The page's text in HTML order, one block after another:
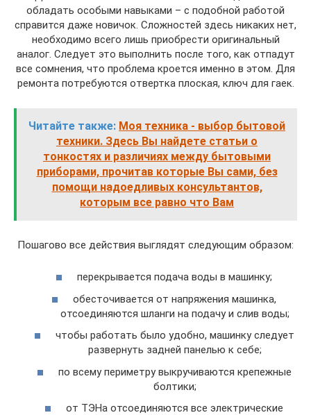
обладать особыми навыками – с подобной работой
справится даже новичок. Сложностей здесь никаких нет,
необходимо всего лишь приобрести оригинальный
аналог. Следует это выполнить после того, как отпадут
все сомнения, что проблема кроется именно в этом. Для
ремонта потребуются отвертка плоская, ключ для гаек.
Читайте также: Моя техника - выбор бытовой
техники. Здесь Вы найдете статьи о
тонкостях и различиях между бытовыми
приборами, прочитав которые Вы сами, без
помощи надоедливых консультантов,
которым все равно что Вам
Пошагово все действия выглядят следующим образом:
перекрывается подача воды в машинку;
обесточивается от напряжения машинка,
отсоединяются шланги на подачу и слив воды;
чтобы работать было удобно, машинку следует
развернуть задней панелью к себе;
по всему периметру выкручиваются крепежные
болтики;
от ТЭНа отсоединяются все электрические